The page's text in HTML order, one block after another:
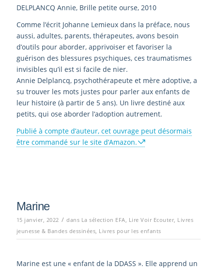
DELPLANCQ Annie, Brille petite ourse, 2010
Comme l’écrit Johanne Lemieux dans la préface, nous
aussi, adultes, parents, thérapeutes, avons besoin
d’outils pour aborder, apprivoiser et favoriser la
guérison des blessures psychiques, ces traumatismes
invisibles qu’il est si facile de nier.
Annie Delplancq, psychothérapeute et mère adoptive, a
su trouver les mots justes pour parler aux enfants de
leur histoire (à partir de 5 ans). Un livre destiné aux
petits, qui ose aborder l’adoption autrement.
Publié à compte d’auteur, cet ouvrage peut désormais
être commandé sur le site d’Amazon.
Marine
15 janvier, 2022 / dans La sélection EFA Lire Voir Ecouter, Livres
jeunesse & Bandes dessinées Livres pour les enfants
Marine est une « enfant de la DDASS ». Elle apprend un